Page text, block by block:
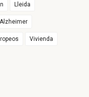
Lleida
Alzheimer
Vivienda